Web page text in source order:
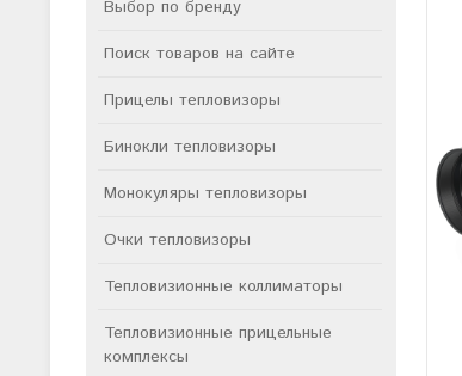
Выбор по бренду
Поиск товаров на сайте
Прицелы тепловизоры
Бинокли тепловизоры
Монокуляры тепловизоры
Очки тепловизоры
Тепловизионные коллиматоры
Тепловизионные прицельные
комплексы